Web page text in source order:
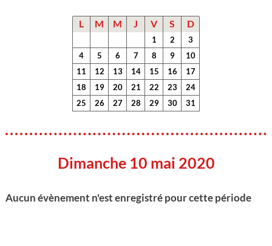
L M M J V S D
1 2
3
4
5 6 7 8 9
10
11
12 13 14 15 16
17
18
19 20 21 22 23
24
25
26 27 28 29 30 31
Dimanche 10 mai 2020
Aucun évènement n'est enregistré pour cette période